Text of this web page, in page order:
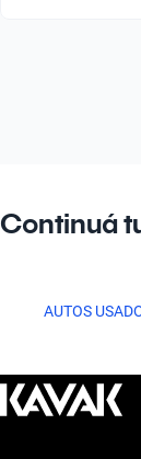
Continuá
AUTOS